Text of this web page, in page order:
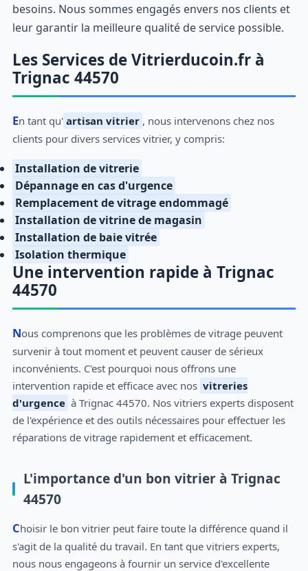
besoins. Nous sommes engagés envers nos clients et
leur garantir la meilleure qualité de service possible.
Les Services de Vitrierducoin.fr à
Trignac 44570
En tant qu' artisan vitrier , nous intervenons chez nos
clients pour divers services vitrier, y compris:
Installation de vitrerie
Dépannage en cas d'urgence
Remplacement de vitrage endommagé
Installation de vitrine de magasin
Installation de baie vitrée
Isolation thermique
Une intervention rapide à Trignac
44570
Nous comprenons que les problèmes de vitrage peuvent
survenir à tout moment et peuvent causer de sérieux
inconvénients. C'est pourquoi nous offrons une
intervention rapide et efficace avec nos vitreries
d'urgence à Trignac 44570. Nos vitriers experts disposent
de l'expérience et des outils nécessaires pour effectuer les
réparations de vitrage rapidement et efficacement.
L'importance d'un bon vitrier à Trignac
44570
Choisir le bon vitrier peut faire toute la différence quand il
s'agit de la qualité du travail. En tant que vitriers experts,
nous nous engageons à fournir un service d'excellente